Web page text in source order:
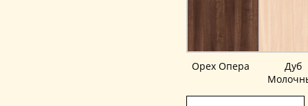
Орех Опера
Дуб